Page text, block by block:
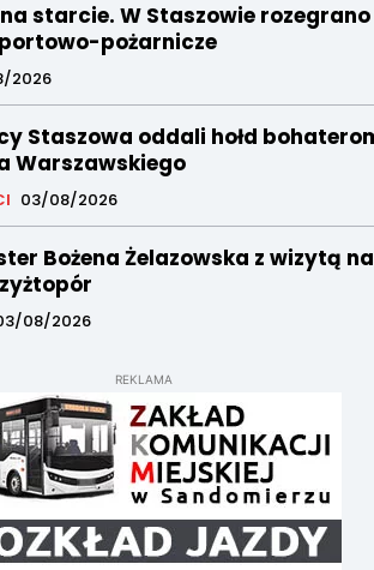
starcie. W Staszowie rozegrano
pożarnicze
2026
Staszowa oddali hołd
Warszawskiego
03/08/2026
Bożena Żelazowska z wizytą na
08/2026
REKLAMA